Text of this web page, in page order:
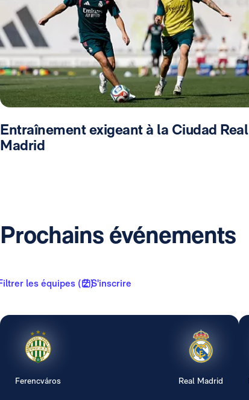
Entraînement exigeant à la Ciudad Real
Madrid
Prochains événements
les équipes ( 2 )S'inscrire
Ferencváros Real Madrid